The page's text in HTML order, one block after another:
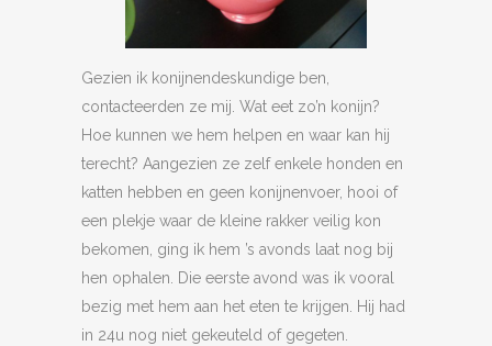
Gezien ik konijnendeskundige ben,
contacteerden ze mij. Wat eet zo’n konijn?
Hoe kunnen we hem helpen en waar kan hij
terecht? Aangezien ze zelf enkele honden en
katten hebben en geen konijnenvoer, hooi of
een plekje waar de kleine rakker veilig kon
bekomen, ging ik hem ’s avonds laat nog bij
hen ophalen. Die eerste avond was ik vooral
bezig met hem aan het eten te krijgen. Hij had
in 24u nog niet gekeuteld of gegeten.